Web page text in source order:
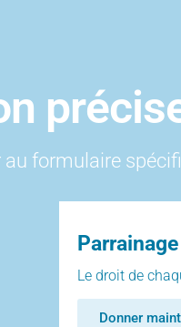
formulaire
Parrainage
Le droit de
Donner